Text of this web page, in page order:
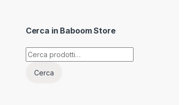
Cerca in Baboom Store
Cerca:
Cerca